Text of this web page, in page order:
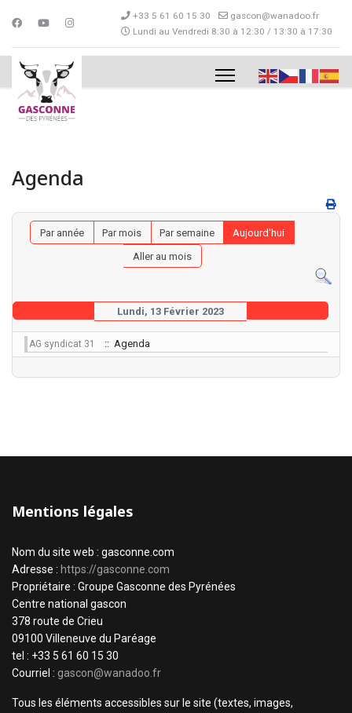
+33 5 61 60 15 30
gascon@wanadoo.fr
Lundi au Vendredi 8:30 à 12:30 / 13:30 à 17:30
Agenda
Par année Par mois Par semaine
Aujourd'hui
Aller au mois
Lundi, 13 Février 2023
AG syndicat 31 :: Agenda
Mentions légales
Nom du site web : gasconne.com
Adresse : https://gasconne.com
Propriétaire : Groupe Gasconne des Pyrénées
Centre national gascon
378 route de Crieu
09100 Villeneuve du Paréage
tel : +33 5 61 60 15 30
Courriel : gascon@wanadoo.fr
Tous les éléments accessibles sur le site (textes, images,